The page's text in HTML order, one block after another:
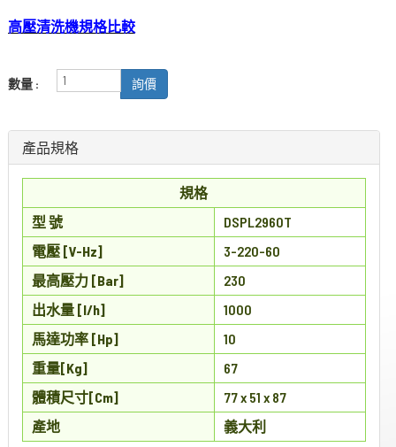
高壓清洗機規格比較
數量 : 詢價
產品規格
規格
型 號
DSPL2960T
電壓 [V-Hz]
3-220-60
最高壓力 [Bar]
230
出水量 [l/h]
1000
馬達功率 [Hp]
10
重量[Kg]
67
體積尺寸[Cm]
77 x 51 x 87
產地
義大利